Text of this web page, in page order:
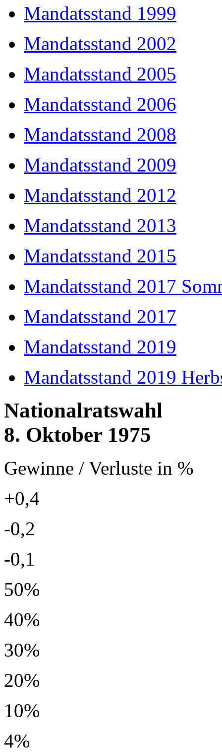
Mandatsstand 1999
Mandatsstand 2002
Mandatsstand 2005
Mandatsstand 2006
Mandatsstand 2008
Mandatsstand 2009
Mandatsstand 2012
Mandatsstand 2013
Mandatsstand 2015
Mandatsstand 2017
Mandatsstand 2017
Mandatsstand 2019
Mandatsstand 2019
Nationalratswahl
8. Oktober 1975
Gewinne / Verluste in %
+0,4
-0,2
-0,1
50%
40%
30%
20%
10%
4%